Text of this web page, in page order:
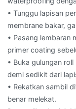
• Tunggu lapisan
membrane bakar,
• Pasang lembaran
primer coating
• Buka gulungan
demi sedikit dari
• Rekatkan sambil
benar melekat.